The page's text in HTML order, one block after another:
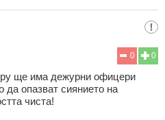
0
0
ще има дежурни офицери
да опазват сиянието на
чиста!